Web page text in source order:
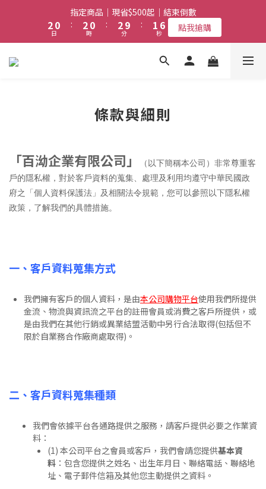
福利品｜限量｜清倉｜特賣｜→ 點我搶購
0
1
0
時
1
0
8
7
6
1
0
分
0
4
3
2
1
0
秒
任選第2件7折｜結束倒數
1
0
5
4
:
4
3
2
2
1
0
:
4
3
29
4
3
0
:
3
2
1
7
6
5
4
0
點我搶購
條款與細則
「百泑企業有限公司」
（以下簡稱本公司）非常尊重客
戶的隱私權，對於客戶資料的蒐集、處理及利用均遵守中華民國政
府之「個人資料保護法」及相關法令規範，您可以參照以下隱私權
政策，了解我們的具體措施。
一、客戶資料蒐集方式
我們擁有客戶的個人資料，是由本公司購物平台使用我們所提供
金流、物流與資訊流之平台的註冊會員或消費之客戶所提供，或
是由我們在其他行銷或異業結盟活動中另行合法取得(包括但不
限於自業務合作廠商處取得)。
二、客戶資料蒐集種類
我們會依據平台各通路提供之服務，請客戶提供必要之作業資
料：
(1) 本公司平台之會員或客戶，我們會請您提供基本資
料 ：包含您提供之姓名、出生年月日、聯絡電話、聯絡地
址、電子郵件信箱及其他您主動提供之資料。